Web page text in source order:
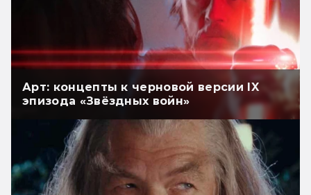
Арт: концепты к черновой версии IX
эпизода «Звёздных войн»